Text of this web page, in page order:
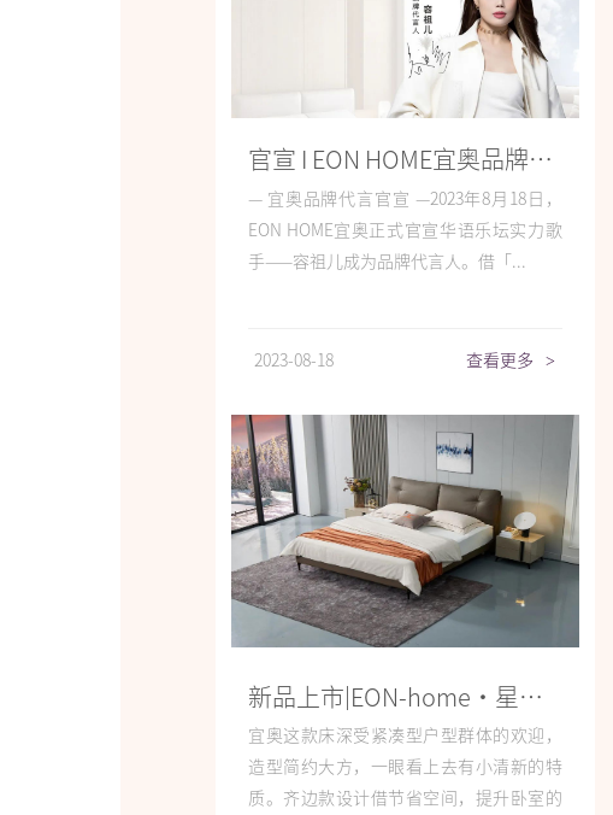
官宣 I EON HOME宜奥品牌携手容祖儿，打造宣传新范式
— 宜奥品牌代言官宣 —2023年8月18日，
EON HOME宜奥正式官宣华语乐坛实力歌
手——容祖儿成为品牌代言人。借「...
2023-08-18 查看更多 >
新品上市|EON-home•星眸，为您守护静谧深睡
宜奥这款床深受紧凑型户型群体的欢迎，
造型简约大方，一眼看上去有小清新的特
质。齐边款设计借节省空间，提升卧室的